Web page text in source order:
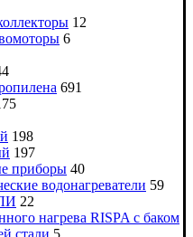
12
6
691
198
197
приборы 40
водонагреватели 59
22
нагрева RISPA с баком
стали 5